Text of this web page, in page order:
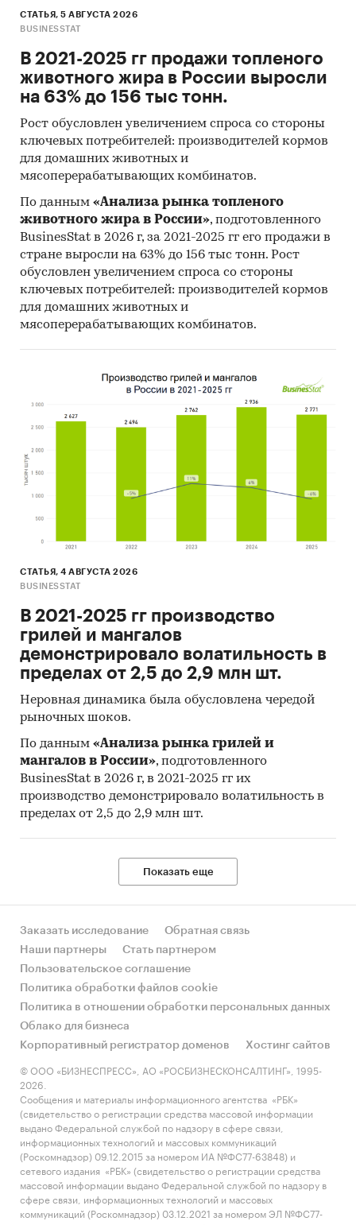
СТАТЬЯ, 5 АВГУСТА 2026
BUSINESSTAT
В 2021-2025 гг продажи топленого
животного жира в России выросли
на 63% до 156 тыс тонн.
Рост обусловлен увеличением спроса со стороны
ключевых потребителей: производителей кормов
для домашних животных и
мясоперерабатывающих комбинатов.
По данным «Анализа рынка топленого
животного жира в России», подготовленного
BusinesStat в 2026 г, за 2021-2025 гг его продажи в
стране выросли на 63% до 156 тыс тонн. Рост
обусловлен увеличением спроса со стороны
ключевых потребителей: производителей кормов
для домашних животных и
мясоперерабатывающих комбинатов.
СТАТЬЯ, 4 АВГУСТА 2026
BUSINESSTAT
В 2021-2025 гг производство
грилей и мангалов
демонстрировало волатильность в
пределах от 2,5 до 2,9 млн шт.
Неровная динамика была обусловлена чередой
рыночных шоков.
По данным «Анализа рынка грилей и
мангалов в России», подготовленного
BusinesStat в 2026 г, в 2021-2025 гг их
производство демонстрировало волатильность в
пределах от 2,5 до 2,9 млн шт.
Показать еще
Заказать исследование
Обратная связь
Наши партнеры
Стать партнером
Пользовательское соглашение
Политика обработки файлов cookie
Политика в отношении обработки персональных данных
Облако для бизнеса
Корпоративный регистратор доменов
Хостинг сайтов
© ООО «БИЗНЕСПРЕСС», АО «РОСБИЗНЕСКОНСАЛТИНГ», 1995-
2026.
Сообщения и материалы информационного агентства «РБК»
(свидетельство о регистрации средства массовой информации
выдано Федеральной службой по надзору в сфере связи,
информационных технологий и массовых коммуникаций
(Роскомнадзор) 09.12.2015 за номером ИА №ФС77-63848) и
сетевого издания «РБК» (свидетельство о регистрации средства
массовой информации выдано Федеральной службой по надзору в
сфере связи, информационных технологий и массовых
коммуникаций (Роскомнадзор) 03.12.2021 за номером ЭЛ №ФС77-